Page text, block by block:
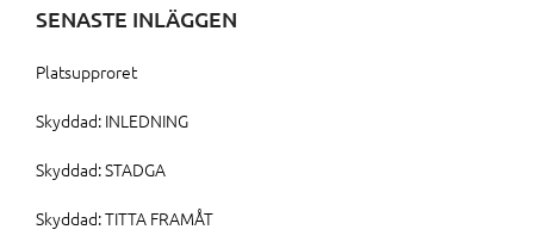
SENASTE INLÄGGEN
Platsupproret
Skyddad: INLEDNING
Skyddad: STADGA
Skyddad: TITTA FRAMÅT